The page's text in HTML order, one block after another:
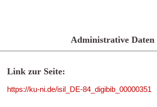
Administrative Daten
Link zur Seite:
https://ku-ni.de/isil_DE-84_digibib_00000351